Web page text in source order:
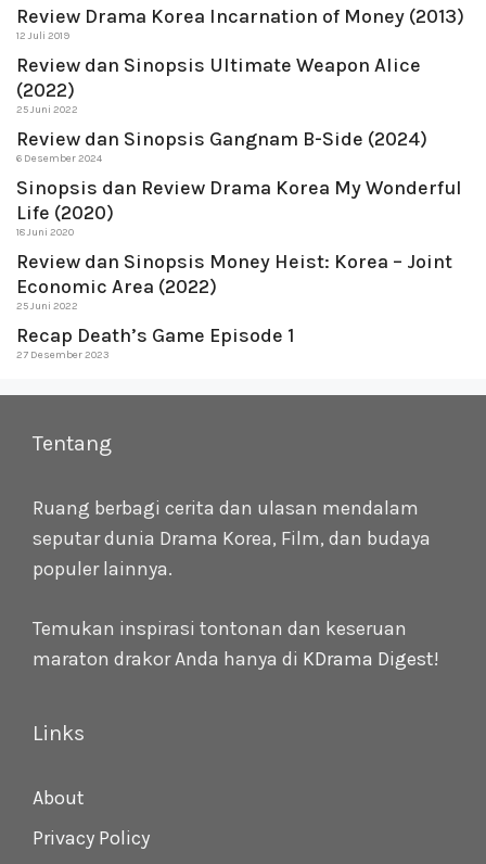
Review Drama Korea Incarnation of Money (2013)
12 Juli 2019
Review dan Sinopsis Ultimate Weapon Alice
(2022)
25 Juni 2022
Review dan Sinopsis Gangnam B-Side (2024)
6 Desember 2024
Sinopsis dan Review Drama Korea My Wonderful
Life (2020)
18 Juni 2020
Review dan Sinopsis Money Heist: Korea – Joint
Economic Area (2022)
25 Juni 2022
Recap Death’s Game Episode 1
27 Desember 2023
Tentang
Ruang berbagi cerita dan ulasan mendalam
seputar dunia Drama Korea, Film, dan budaya
populer lainnya.
Temukan inspirasi tontonan dan keseruan
maraton drakor Anda hanya di KDrama Digest!
Links
About
Privacy Policy